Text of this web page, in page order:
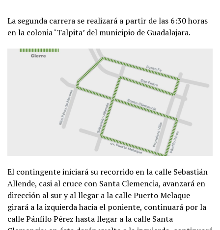
La segunda carrera se realizará a partir de las 6:30 horas
en la colonia ‘Talpita’ del municipio de Guadalajara.
El contingente iniciará su recorrido en la calle Sebastián
Allende, casi al cruce con Santa Clemencia, avanzará en
dirección al sur y al llegar a la calle Puerto Melaque
girará a la izquierda hacia el poniente, continuará por la
calle Pánfilo Pérez hasta llegar a la calle Santa